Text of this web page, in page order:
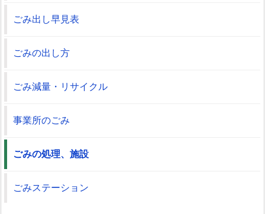
ごみ出し早見表
ごみの出し方
ごみ減量・リサイクル
事業所のごみ
ごみの処理、施設
ごみステーション